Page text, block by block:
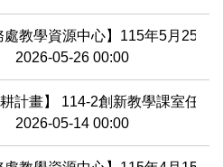
處教學資源中心】115年5月25
2026-05-26 00:00
計畫】 114-2創新教學課室任務
2026-05-14 00:00